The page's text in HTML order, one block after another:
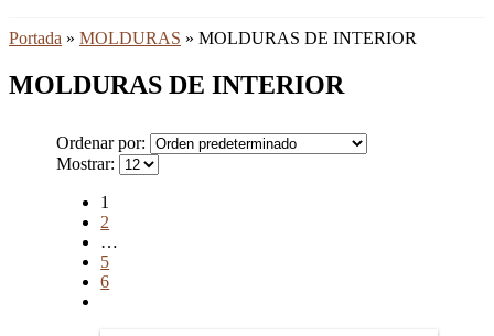
Portada » MOLDURAS » MOLDURAS DE INTERIOR
MOLDURAS DE INTERIOR
Ordenar por:
Mostrar:
1
2
…
5
6